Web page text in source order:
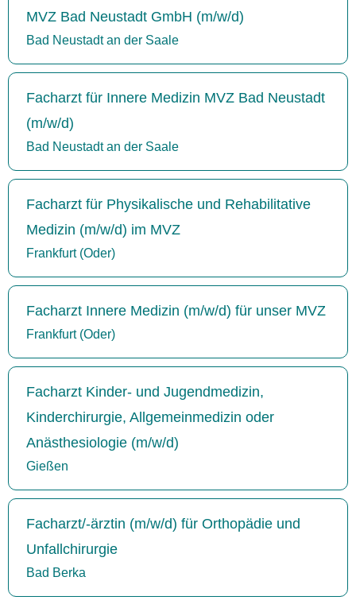
MVZ Bad Neustadt GmbH (m/w/d)
Bad Neustadt an der Saale
Facharzt für Innere Medizin MVZ Bad Neustadt
(m/w/d)
Bad Neustadt an der Saale
Facharzt für Physikalische und Rehabilitative
Medizin (m/w/d) im MVZ
Frankfurt (Oder)
Facharzt Innere Medizin (m/w/d) für unser MVZ
Frankfurt (Oder)
Facharzt Kinder- und Jugendmedizin,
Kinderchirurgie, Allgemeinmedizin oder
Anästhesiologie (m/w/d)
Gießen
Facharzt/-ärztin (m/w/d) für Orthopädie und
Unfallchirurgie
Bad Berka